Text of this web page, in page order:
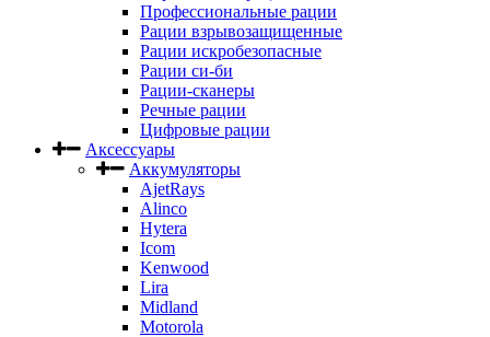
Профессиональные рации
Рации взрывозащищенные
Рации искробезопасные
Рации си-би
Рации-сканеры
Речные рации
Цифровые рации
Аксессуары
Аккумуляторы
AjetRays
Alinco
Hytera
Icom
Kenwood
Lira
Midland
Motorola